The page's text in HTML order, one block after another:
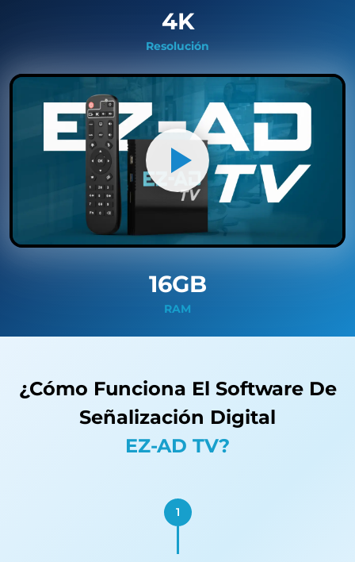
4K
Resolución
16GB
RAM
¿Cómo Funciona El Software De
Señalización Digital
EZ-AD TV?
1